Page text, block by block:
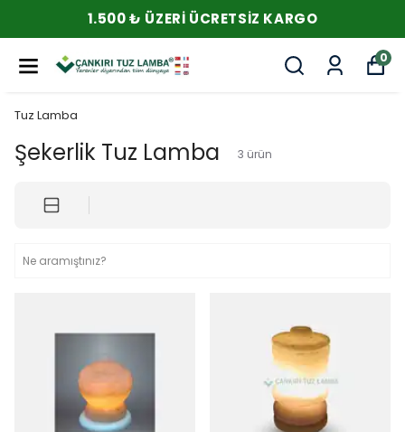
1.500 ₺ ÜZERI ÜCRETSIZ KARGO
0
Tuz Lamba
Şekerlik Tuz Lamba 3 ürün